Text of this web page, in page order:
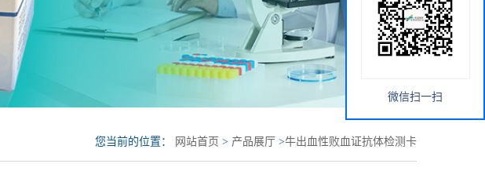
您当前的位置： 网站首页 > 产品展厅 >牛出血性败血证抗体检测卡
微信扫一扫